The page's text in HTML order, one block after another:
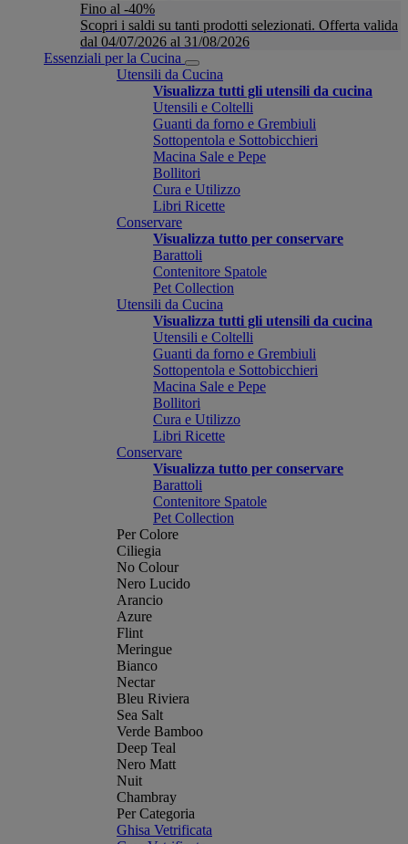
Fino al -40%
Scopri i saldi su tanti prodotti selezionati. Offerta valida
dal 04/07/2026 al 31/08/2026
Essenziali per la Cucina
Utensili da Cucina
Visualizza tutti gli utensili da cucina
Utensili e Coltelli
Guanti da forno e Grembiuli
Sottopentola e Sottobicchieri
Macina Sale e Pepe
Bollitori
Cura e Utilizzo
Libri Ricette
Conservare
Visualizza tutto per conservare
Barattoli
Contenitore Spatole
Pet Collection
Utensili da Cucina
Visualizza tutti gli utensili da cucina
Utensili e Coltelli
Guanti da forno e Grembiuli
Sottopentola e Sottobicchieri
Macina Sale e Pepe
Bollitori
Cura e Utilizzo
Libri Ricette
Conservare
Visualizza tutto per conservare
Barattoli
Contenitore Spatole
Pet Collection
Per Colore
Ciliegia
No Colour
Nero Lucido
Arancio
Azure
Flint
Meringue
Bianco
Nectar
Bleu Riviera
Sea Salt
Verde Bamboo
Deep Teal
Nero Matt
Nuit
Chambray
Per Categoria
Ghisa Vetrificata